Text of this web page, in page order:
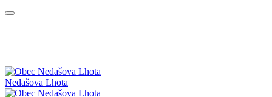
Nedašova Lhota